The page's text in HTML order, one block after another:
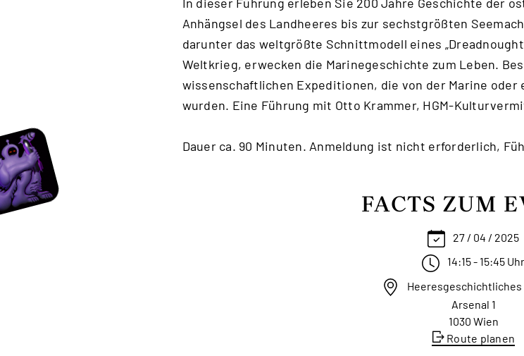
Anhängsel des Landheeres bis zur sechstgrößten
darunter das weltgrößte Schnittmodell eines
Weltkrieg, erwecken die Marinegeschichte zum Leben.
wissenschaftlichen Expeditionen, die von der Marine
wurden. Eine Führung mit Otto Krammer, HGM-
Dauer ca. 90 Minuten. Anmeldung ist nicht erforderlich,
FACTS ZUM
27 / 04 / 2025
14:15 - 15:45 Uhr
Heeresgeschichtliches
Arsenal 1
1030 Wien
Route planen